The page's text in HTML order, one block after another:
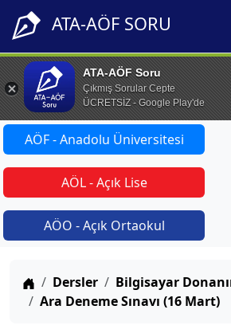
ATA-AÖF SORU
ATA-AÖF Soru
Çıkmış Sorular Cepte
ÜCRETSİZ - Google Play'de
AÖF - Anadolu Üniversitesi
AÖL - Açık Lise
AÖO - Açık Ortaokul
Anasayfa
Dersler
Bilgisayar
Ara Deneme Sınavı (16 Mart)